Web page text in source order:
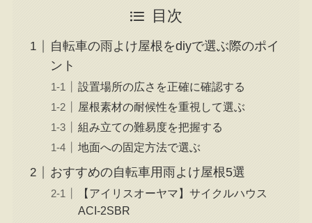
目次
自転車の雨よけ屋根をdiyで選ぶ際のポイ
ント
設置場所の広さを正確に確認する
屋根素材の耐候性を重視して選ぶ
組み立ての難易度を把握する
地面への固定方法で選ぶ
おすすめの自転車用雨よけ屋根5選
【アイリスオーヤマ】サイクルハウス
ACI-2SBR